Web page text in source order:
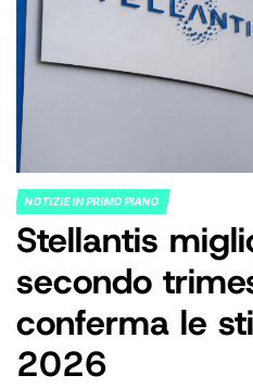
POSTED
IN
NOTIZIE IN PRIMO PIANO
Stellantis
secondo
conferma le
2026